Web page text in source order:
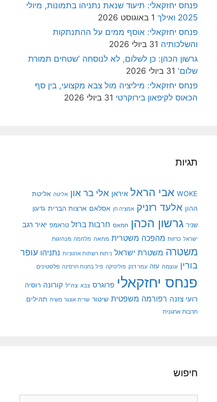
פנחס יחזקאלי: תיעוד שנאת נתניהו בתמונות, מיולי
2025 ואילך
1 באוגוסט 2026
פנחס יחזקאלי: אוסף ממים על ההתנתקות
והשלכותיה 31 ביולי 2026
גרשון הכהן: כן לשלום, לא לנוסחה 'שטחים תמורת
שלום' 31 ביולי 2026
פנחס יחזקאלי: מיליציה מול צבא מקצועי, בין סף
הכאוס לקיפאון בירוקרטי 31 ביולי 2026
תגיות
WOKE אבי הראל איראן אלי בר און אליטה אליטת
ההון אלעד רזניק אמציה חן אסלאם ארצות הברית גדעון
שניר גרשון הכהן חמאס חרבות ברזל טראמפ יאיר רגב
ישראל כרזות מהפכה משטרית מחאה מלחמה מנהיגות
משטרה משטרת ישראל ניתוח רשתות ארגוניות נתניהו עופר
בורין עוצמה עזה עמר דנק פוליטיקה פיל בחנות חרסינה פלסטינים
פנחס יחזקאלי פרוגרס צבא צה"ל קורונה רוסיה
רועי צזנה רפורמה משפטית שיטור שרית אונגר משיח תהילים
תרבות ארגונית
חיפוש